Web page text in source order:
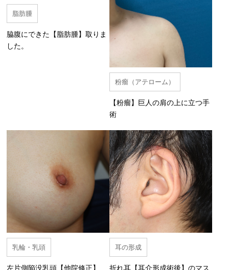
脂肪腫
脇腹にできた【脂肪腫】取りま
した。
粉瘤（アテローム）
【粉瘤】巨人の肩の上に立つ手
術
乳輪・乳頭
左片側陥没乳頭【他院修正】
耳の形成
折れ耳【耳介形成術後】のマス